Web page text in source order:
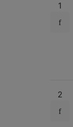
1
2